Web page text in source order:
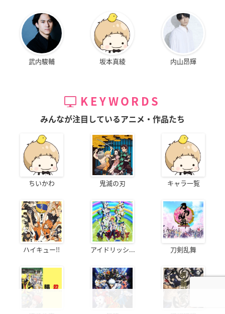
武内駿輔 坂本真綾 内山昂輝
KEYWORDS
みんなが注目しているアニメ・作品たち
ちいかわ 鬼滅の刃 キャラ一覧
ハイキュー!! アイドリッシ... 刀剣乱舞